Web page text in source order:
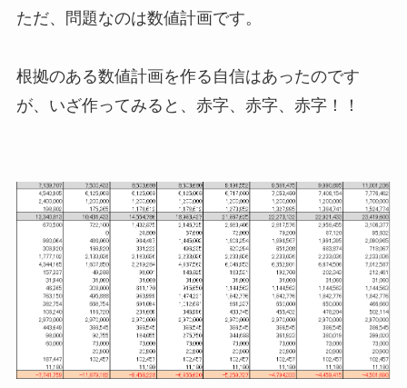
ただ、問題なのは数値計画です。
根拠のある数値計画を作る自信はあったのです
が、いざ作ってみると、赤字、赤字、赤字！！